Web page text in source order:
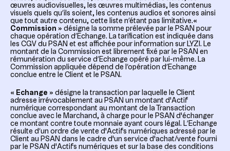
œuvres audiovisuelles, les œuvres multimédias, les contenus
visuels quels qu’ils soient, les contenus audios et sonores ainsi
que tout autre contenu, cette liste n’étant pas limitative.«
Commission » désigne la somme prélevée par le PSAN pour
chaque opération d’Echange. La tarification est indiquée dans
les CGV du PSAN et est affichée pour information sur LYZI. Le
montant de la Commission est librement fixé par le PSAN en
rémunération du service d’Echange opéré par lui-même. La
Commission appliquée dépend de l’opération d’Echange
conclue entre le Client et le PSAN.
« Echange » désigne la transaction par laquelle le Client
adresse irrévocablement au PSAN un montant d'Actif
numérique correspondant au montant de la Transaction
conclue avec le Marchand, à charge pour le PSAN d'échanger
ce montant contre toute monnaie ayant cours légal. L’Echange
résulte d’un ordre de vente d'Actifs numériques adressé par le
Client au PSAN dans le cadre d'un service d'achat/vente fourni
par le PSAN d'Actifs numériques et sur la base des conditions